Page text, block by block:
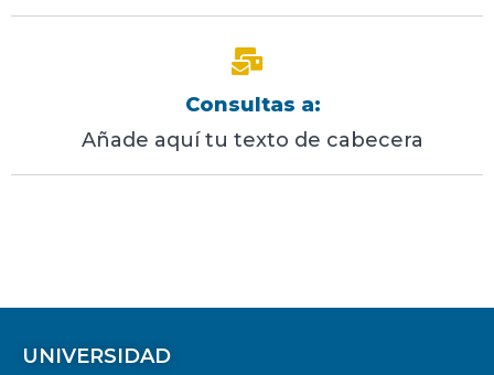
Consultas a:
Añade aquí tu texto de cabecera
UNIVERSIDAD